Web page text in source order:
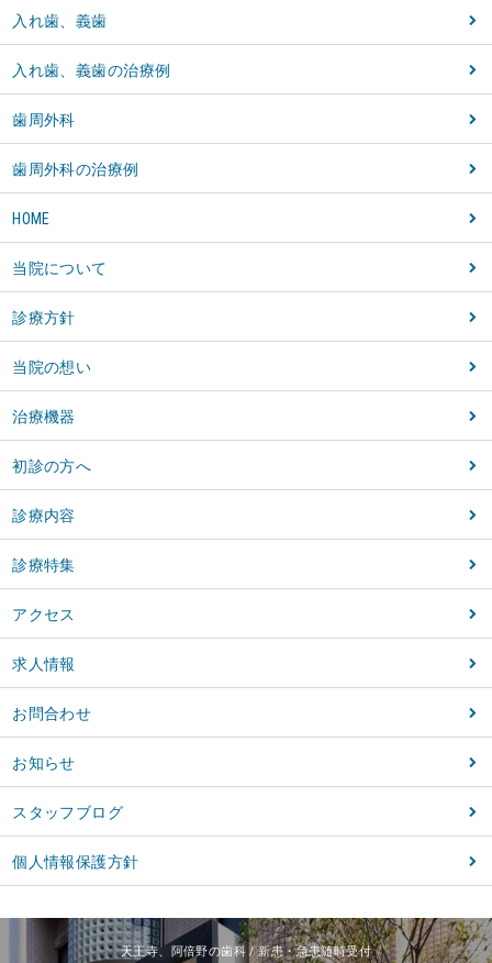
入れ歯、義歯
入れ歯、義歯の治療例
歯周外科
歯周外科の治療例
HOME
当院について
診療方針
当院の想い
治療機器
初診の方へ
診療内容
診療特集
アクセス
求人情報
お問合わせ
お知らせ
スタッフブログ
個人情報保護方針
天王寺、阿倍野の歯科 / 新患・急患随時受付